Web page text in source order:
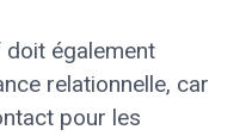
doit également
relationnelle, car
pour les